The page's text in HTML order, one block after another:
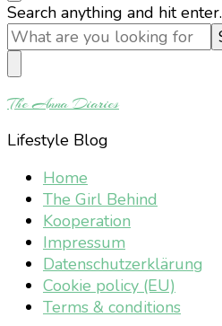
Looking
for
Something?
Search anything and hit enter.
The Anna Diaries
Lifestyle Blog
Home
The Girl Behind
Kooperation
Impressum
Datenschutzerklärung
Cookie policy (EU)
Terms & conditions